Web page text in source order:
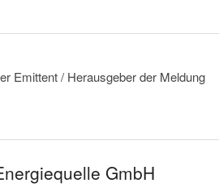
Emittent / Herausgeber der Meldung
GmbH